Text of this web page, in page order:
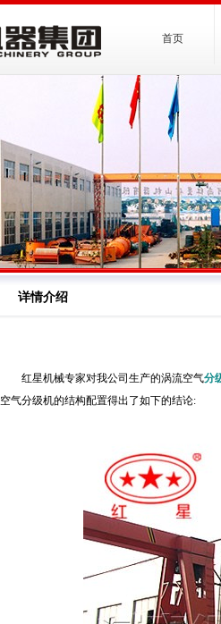
首页
详情介绍
红星机械专家对我公司生产的涡流空气分
空气分级机的结构配置得出了如下的结论: